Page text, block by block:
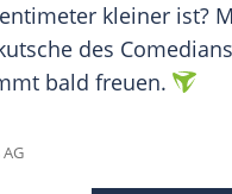
kleiner ist?
des
bald freuen.